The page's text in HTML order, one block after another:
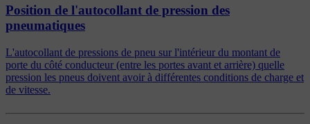
Position de l'autocollant de pression des
pneumatiques
L'autocollant de pressions de pneu sur l'intérieur du montant de
porte du côté conducteur (entre les portes avant et arrière) quelle
pression les pneus doivent avoir à différentes conditions de charge et
de vitesse.